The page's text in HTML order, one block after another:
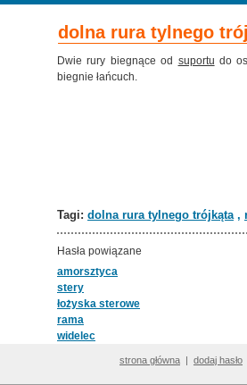
dolna rura tylnego
Dwie rury biegnące od suportu do
biegnie łańcuch.
Tagi: dolna rura tylnego trójkąta,
Hasła powiązane
amorsztyca
stery
łożyska sterowe
rama
widelec
strona główna | dodaj hasło